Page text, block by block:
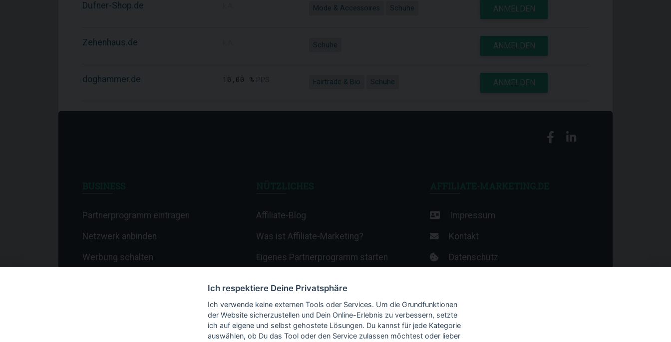
Dufner-Shop.de Mode & Accessoires Schuhe ANMELDEN
Zehenhaus.de Schuhe ANMELDEN
doghammer.de 10,00 % Fairtrade & Bio Schuhe ANMELDEN
Partnerprogramm eintragen
Netzwerk anbinden
Werbung schalten
Affiliate-Blog
Was ist Affiliate-Marketing?
Eigenes Partnerprogramm starten
Termine & Veranstaltungen
Webhosting-Anbieter
Impressum
Kontakt
Datenschutz
Ich respektiere Deine Privatsphäre
Ich verwende keine externen Tools oder Services. Um die Grundfunktionen
der Website sicherzustellen und Dein Online-Erlebnis zu verbessern, setzte
ich auf eigene und selbst gehostete Lösungen. Du kannst für jede Kategorie
auswählen, ob Du das Tool oder den Service zulassen möchtest oder lieber